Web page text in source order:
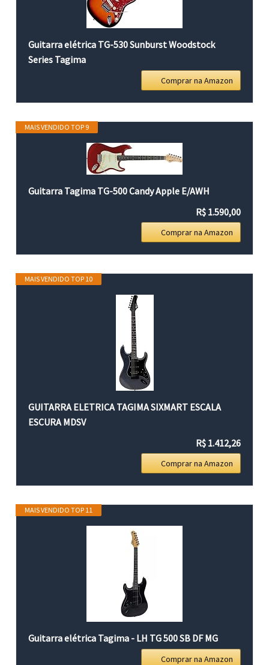
Guitarra elétrica TG-530 Sunburst Woodstock
Series Tagima
Comprar na Amazon
MAIS VENDIDO TOP 9
Guitarra Tagima TG-500 Candy Apple E/AWH
R$ 1.590,00
Comprar na Amazon
MAIS VENDIDO TOP 10
GUITARRA ELETRICA TAGIMA SIXMART ESCALA
ESCURA MDSV
R$ 1.412,26
Comprar na Amazon
MAIS VENDIDO TOP 11
Guitarra elétrica Tagima - LH TG 500 SB DF MG
Comprar na Amazon